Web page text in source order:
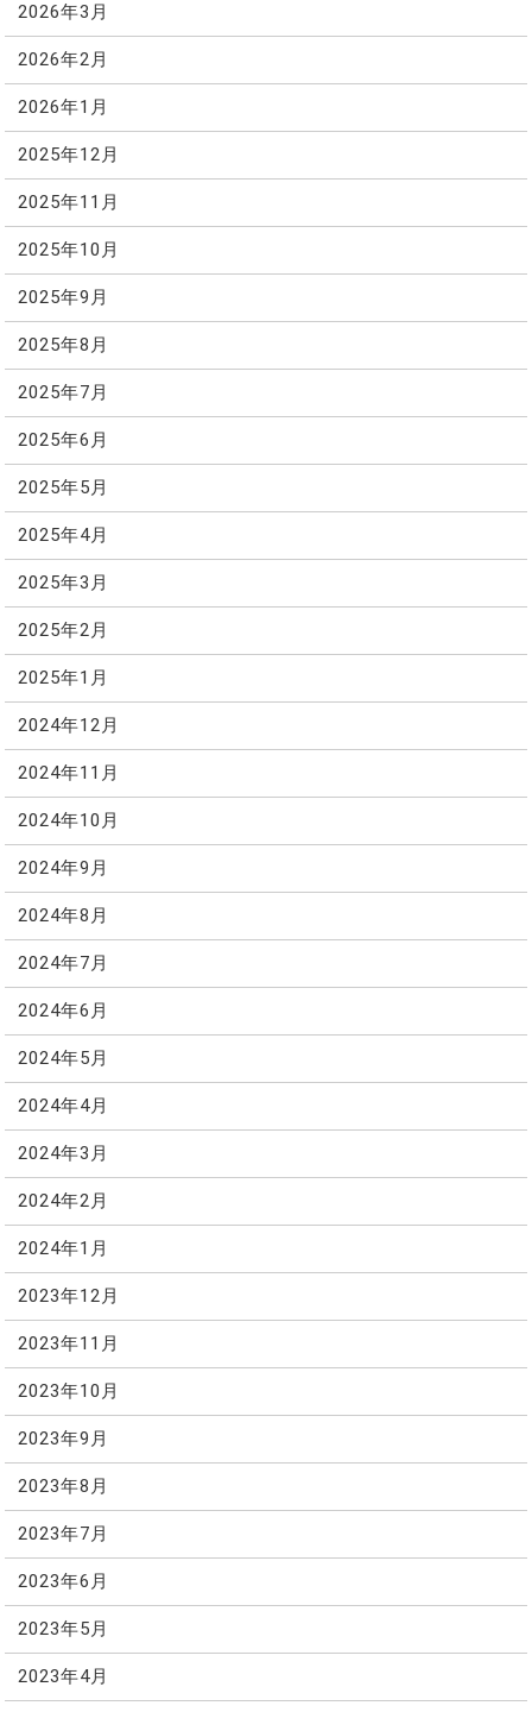
2026年3月
2026年2月
2026年1月
2025年12月
2025年11月
2025年10月
2025年9月
2025年8月
2025年7月
2025年6月
2025年5月
2025年4月
2025年3月
2025年2月
2025年1月
2024年12月
2024年11月
2024年10月
2024年9月
2024年8月
2024年7月
2024年6月
2024年5月
2024年4月
2024年3月
2024年2月
2024年1月
2023年12月
2023年11月
2023年10月
2023年9月
2023年8月
2023年7月
2023年6月
2023年5月
2023年4月